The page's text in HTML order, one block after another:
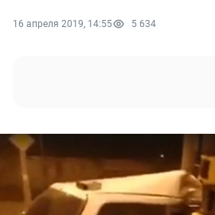
16 апреля 2019, 14:55 5 634